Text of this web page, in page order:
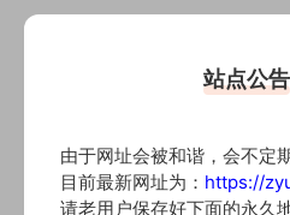
站点公告
由于网址会被和谐，会不定
目前最新网址为： https://
请老用户保存好下面的永久